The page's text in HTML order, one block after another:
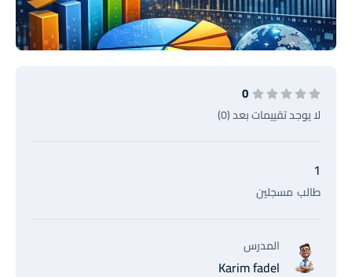
0
لا يوجد تقييمات بعد (0)
1
طالب مسجلين
المدرس
Karim fadel